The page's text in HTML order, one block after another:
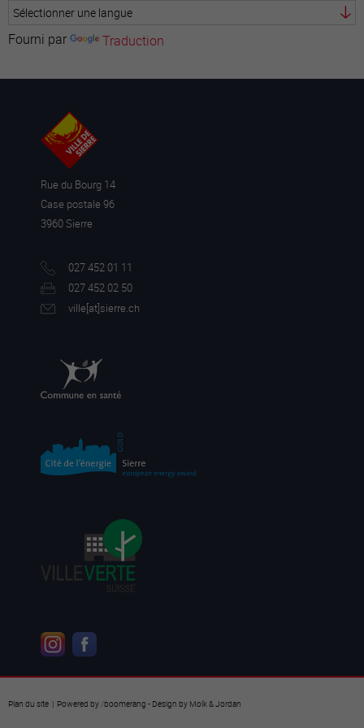
* Les champs marqués d'une étoiles sont obligatoires
Fourni par Traduction
Rue du Bourg 14
Case postale 96
3960 Sierre
027 452 01 11
027 452 02 50
ville[at]sierre.ch
Plan du site | Powered by /boomerang - Design by Molk & Jordan